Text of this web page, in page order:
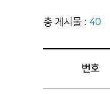
총 게시물 : 40
번호